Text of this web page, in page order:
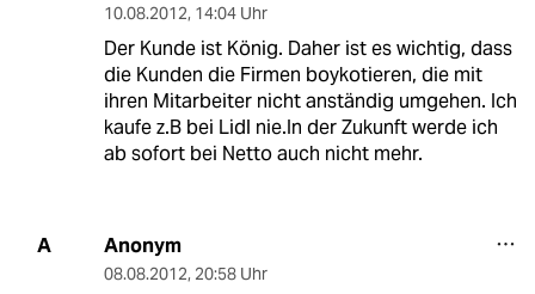
10.08.2012, 14:04 Uhr
Der Kunde ist König. Daher ist es wichtig, dass
die Kunden die Firmen boykotieren, die mit
ihren Mitarbeiter nicht anständig umgehen. Ich
kaufe z.B bei Lidl nie.In der Zukunft werde ich
ab sofort bei Netto auch nicht mehr.
A Anonym
08.08.2012, 20:58 Uhr